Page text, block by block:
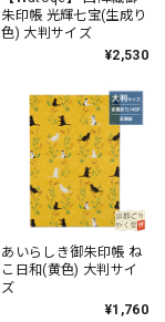
朱印帳 光輝七宝(生成り
色) 大判サイズ
¥2,530
あいらしき御朱印帳 ね
こ日和(黄色) 大判サイ
ズ
¥1,760